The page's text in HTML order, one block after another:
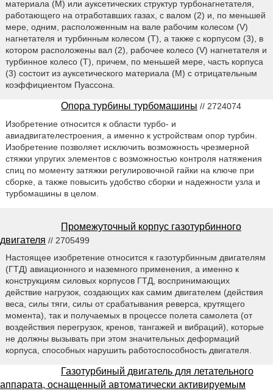
материала (М) или ауксетических структур турбонагнетателя,
работающего на отработавших газах, с валом (2) и, по меньшей
мере, одним, расположенным на вале рабочим колесом (V)
нагнетателя и турбинным колесом (Т), а также с корпусом (3), в
котором расположены вал (2), рабочее колесо (V) нагнетателя и
турбинное колесо (Т), причем, по меньшей мере, часть корпуса
(3) состоит из ауксетического материала (М) с отрицательным
коэффициентом Пуассона.
Опора турбины турбомашины // 2724074
Изобретение относится к области турбо- и
авиадвигателестроения, а именно к устройствам опор турбин.
Изобретение позволяет исключить возможность чрезмерной
стяжки упругих элементов с возможностью контроля натяжения
спиц по моменту затяжки регулировочной гайки на ключе при
сборке, а также повысить удобство сборки и надежности узла и
турбомашины в целом.
Промежуточный корпус газотурбинного
двигателя // 2705499
Настоящее изобретение относится к газотурбинным двигателям
(ГТД) авиационного и наземного применения, а именно к
конструкциям силовых корпусов ГТД, воспринимающих
действие нагрузок, создающих как самим двигателем (действия
веса, силы тяги, силы от срабатывания реверса, крутящего
момента), так и получаемых в процессе полета самолета (от
воздействия перегрузок, кренов, тангажей и вибраций), которые
не должны вызывать при этом значительных деформаций
корпуса, способных нарушить работоспособность двигателя.
Газотурбиный двигатель для летательного
аппарата, оснащенный автоматически активируемым